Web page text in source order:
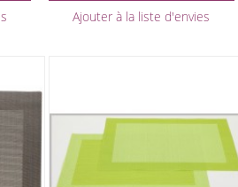
Ajouter à la liste d'envies